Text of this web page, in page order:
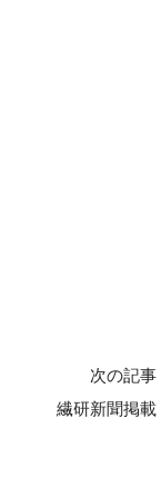
次の記事
繊研新聞掲載